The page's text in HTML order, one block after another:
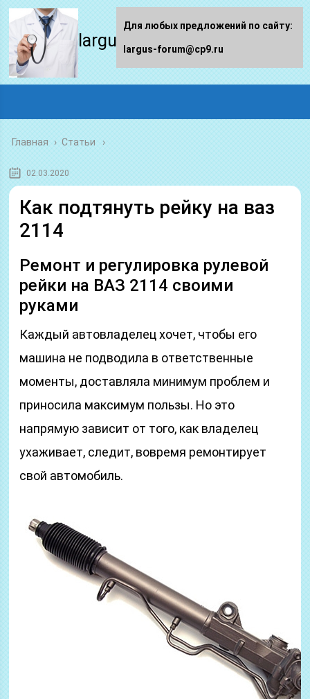
largus-forum.ru
Главная › Статьи
02.03.2020
Как подтянуть рейку на ваз
2114
Ремонт и регулировка рулевой
рейки на ВАЗ 2114 своими
руками
Каждый автовладелец хочет, чтобы его
машина не подводила в ответственные
моменты, доставляла минимум проблем и
приносила максимум пользы. Но это
напрямую зависит от того, как владелец
ухаживает, следит, вовремя ремонтирует
свой автомобиль.
Для любых предложений по сайту:
largus-forum@cp9.ru